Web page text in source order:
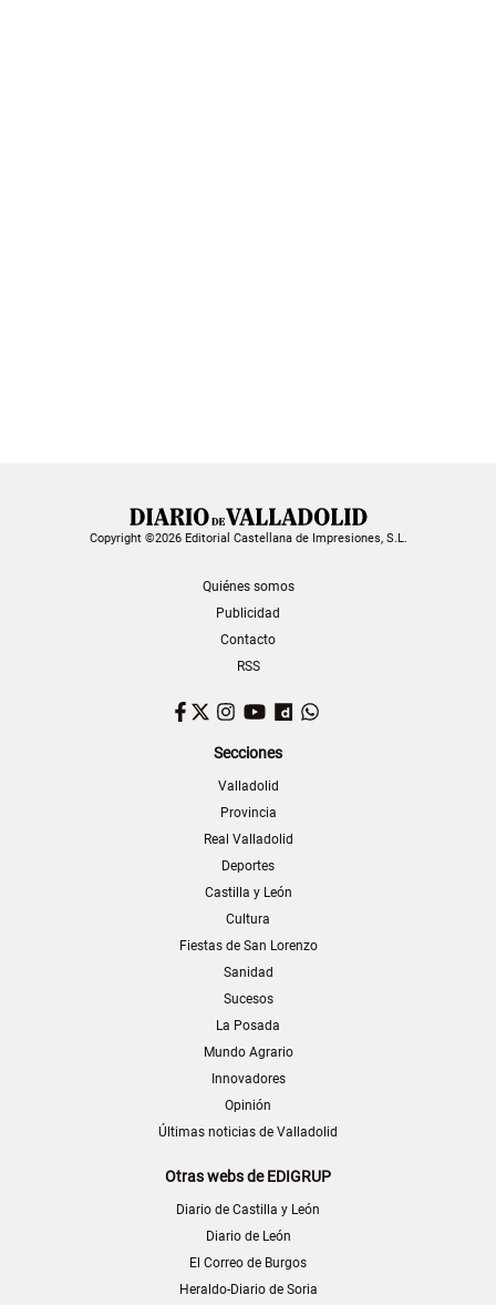
Copyright ©2026 Editorial Castellana de Impresiones, S.L.
Quiénes somos
Publicidad
Contacto
RSS
Facebook
TwitterInstagram
YouTubeDailymotion
Secciones
Valladolid
Provincia
Real Valladolid
Deportes
Castilla y León
Cultura
Fiestas de San Lorenzo
Sanidad
Sucesos
La Posada
Mundo Agrario
Innovadores
Opinión
Últimas noticias de Valladolid
Otras webs de EDIGRUP
Diario de Castilla y León
Diario de León
El Correo de Burgos
Heraldo-Diario de Soria